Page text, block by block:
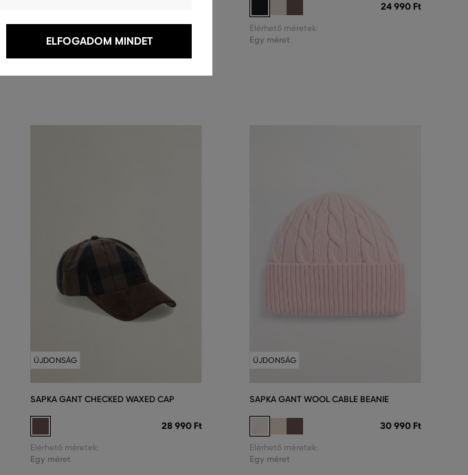
Egy méret
24 990 Ft
Elérhető méretek:
Egy méret
ÚJDONSÁG
SAPKA GANT CHECKED WAXED CAP
28 990 Ft
Elérhető méretek:
Egy méret
ÚJDONSÁG
SAPKA GANT WOOL CABLE BEANIE
30 990 Ft
Elérhető méretek:
Egy méret
ELFOGADOM MINDET